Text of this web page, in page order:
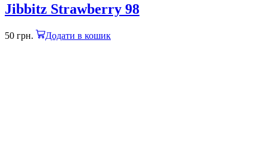
Jibbitz Strawberry 98
50 грн. Додати в кошик